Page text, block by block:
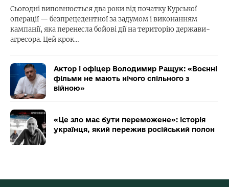
Сьогодні виповнюється два роки від початку Курської
операції — безпрецедентної за задумом і виконанням
кампанії, яка перенесла бойові дії на територію держави-
агресора. Цей крок…
Актор і офіцер Володимир Ращук: «Воєнні
фільми не мають нічого спільного з
війною»
«Це зло має бути переможене»: історія
українця, який пережив російський полон